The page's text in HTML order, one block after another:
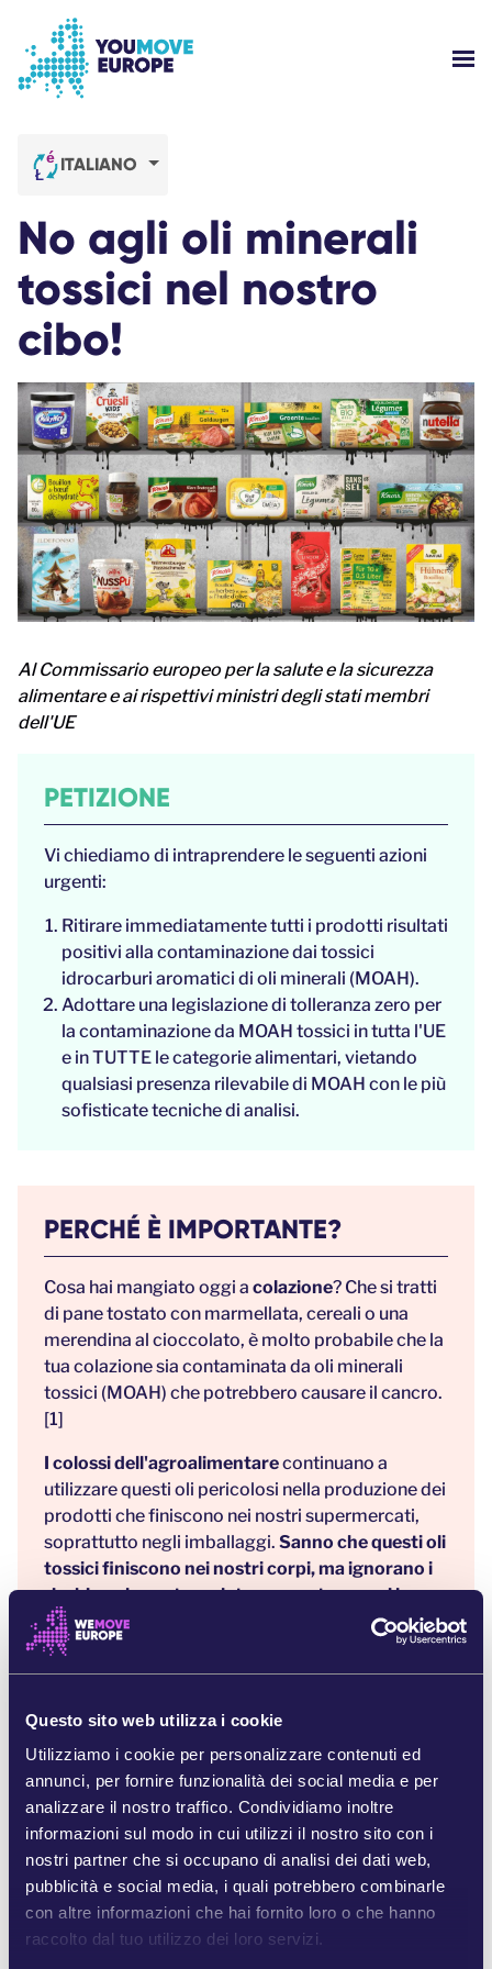
Questo sito web utilizza i cookie
Utilizziamo i cookie per personalizzare contenuti ed
annunci, per fornire funzionalità dei social media e per
analizzare il nostro traffico. Condividiamo inoltre
informazioni sul modo in cui utilizzi il nostro sito con i
nostri partner che si occupano di analisi dei dati web,
pubblicità e social media, i quali potrebbero combinarle
con altre informazioni che hai fornito loro o che hanno
raccolto dal tuo utilizzo dei loro servizi.
ACCEDI
ITALIANO
No agli oli minerali
tossici nel nostro
cibo!
Al Commissario europeo per la salute e la sicurezza
alimentare e ai rispettivi ministri degli stati membri
dell'UE
PETIZIONE
Vi chiediamo di intraprendere le seguenti azioni
urgenti:
Ritirare immediatamente tutti i prodotti risultati
positivi alla contaminazione dai tossici
idrocarburi aromatici di oli minerali (MOAH).
Adottare una legislazione di tolleranza zero per
la contaminazione da MOAH tossici in tutta l'UE
e in TUTTE le categorie alimentari, vietando
qualsiasi presenza rilevabile di MOAH con le più
sofisticate tecniche di analisi.
PERCHÉ È IMPORTANTE?
Cosa hai mangiato oggi a colazione? Che si tratti
di pane tostato con marmellata, cereali o una
merendina al cioccolato, è molto probabile che la
tua colazione sia contaminata da oli minerali
tossici (MOAH) che potrebbero causare il cancro.
[1]
I colossi dell'agroalimentarecontinuano a
utilizzare questi oli pericolosi nella produzione dei
prodotti che finiscono nei nostri supermercati,
soprattutto negli imballaggi. Sanno che questi oli
tossici finiscono nei nostri corpi, ma ignorano i
rischi per la nostra salute per proteggere i loro
profitti. Quasi la metà dei campioni di riso, pasta
e altri prodotti di uso quotidiano,
cornflakes, testati in Francia, Germania e Paesi
Dopo le pressioni esercitate da persone come te,
la Commissione Europeaha preso atto della
situazione e ha elaborato una proposta che
potrebbe bandire questi oli minerali tossici.
Ma il nostro cibo è tutt'altro che sicuro. Proprio
mentre leggi questa email, i colossi
dell'agroalimentare stanno tenendo incontri con
la Commissione. Ecco perchédobbiamo